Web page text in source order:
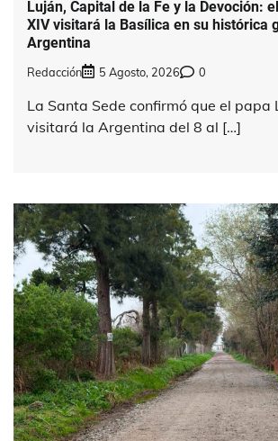
Luján, Capital de la Fe y la Devoción:
XIV visitará la Basílica en su histórica
Argentina
Redacción 5 Agosto, 2026 0
La Santa Sede confirmó que el papa
visitará la Argentina del 8 al […]